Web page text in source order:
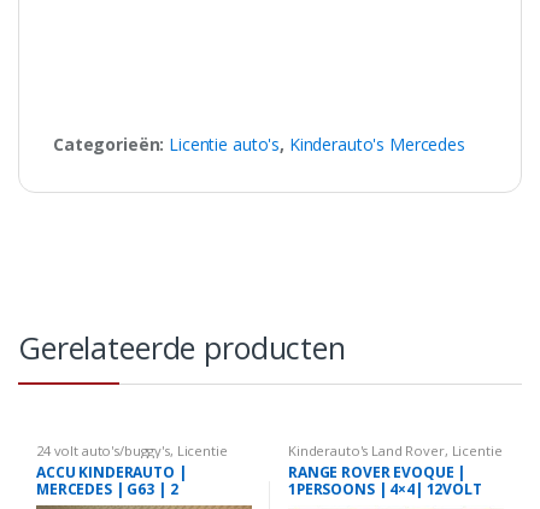
Categorieën: Licentie auto's, Kinderauto's Mercedes
Gerelateerde producten
24 volt auto's/buggy's, Licentie
auto's,Kinderauto's Mercedes
ACCU KINDERAUTO |
MERCEDES | G63 | 2
Kinderauto's Land Rover, Licentie
auto's
RANGE ROVER EVOQUE |
1PERSOONS | 4×4| 12VOLT